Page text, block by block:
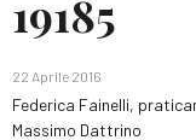
19185
22 Aprile 2016
Federica Fainelli,
Massimo Dattrino